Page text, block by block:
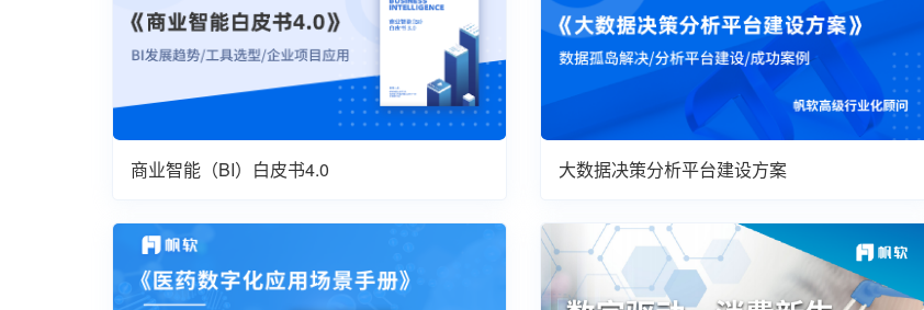
商业智能（BI）白皮书4.0 大数据决策分析平台建设方案